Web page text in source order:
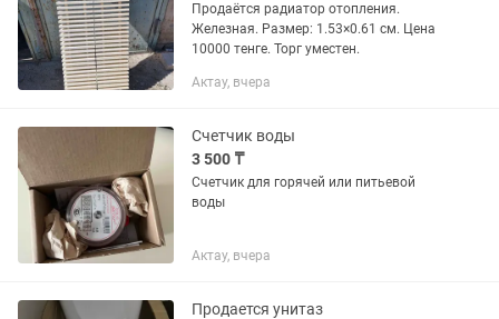
Продаётся радиатор отопления.
Железная. Размер: 1.53×0.61 см. Цена
10000 тенге. Торг уместен.
Актау, вчера
Счетчик воды
3 500 ₸
Счетчик для горячей или питьевой
воды
Актау, вчера
Продается унитаз